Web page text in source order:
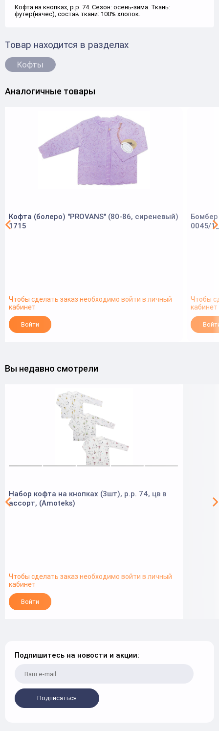
Кофта на кнопках, р.р. 74. Сезон: осень-зима. Ткань:
футер(начес), состав ткани: 100% хлопок.
Товар находится в разделах
Кофты
Аналогичные товары
Кофта (болеро) "PROVANS" (80-86, сиреневый)
1715
Чтобы сделать заказ необходимо войти в личный
кабинет
Войти
0045/
Чтобы
кабинет
Вы недавно смотрели
Набор кофта на кнопках (3шт), р.р. 74, цв в
ассорт, (Аmoteks)
Чтобы сделать заказ необходимо войти в личный
кабинет
Войти
Подпишитесь на новости и акции:
Подписаться